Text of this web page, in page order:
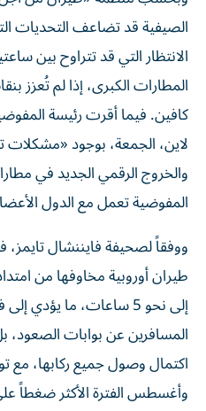
الصيفية قد تضاعف التحديات
الانتظار التي قد تتراوح بين
المطارات الكبرى، إذا لم تُعزز
كافين. فيما أقرت رئيسة
لاين، الجمعة، بوجود «مشكلات
والخروج الرقمي الجديد في
المفوضية تعمل مع الدول
ووفقاً لصحيفة فايننشال
طيران أوروبية مخاوفها من
إلى نحو 5 ساعات، ما
المسافرين عن بوابات
اكتمال وصول جميع ركابها، مع
وأغسطس الفترة الأكثر ضغطاً